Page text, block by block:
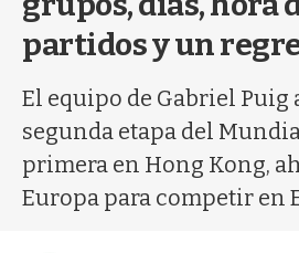
partidos y un
El equipo de Gabriel Puig
segunda etapa del
primera en Hong Kong,
Europa para competir en